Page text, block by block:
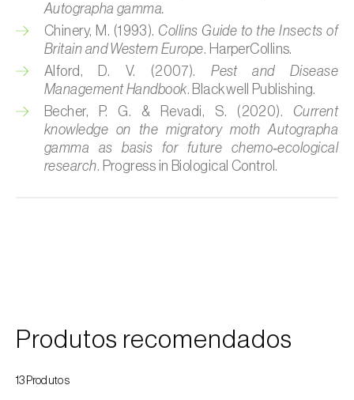
Cigarrinhas ( Jacobiasca lybica, Scaphoideus
titanus e Empoasca spp. )
Cobrilha-da-cortiça (Coroebus undatus)
Cochonilha-algodão-da-vinha ( Planococcus
ficus)
Cochonilha-da-amoreira (Pseudaulacaspis
(= Diaspidiotus) perniciosus )
Cochonilha-dos-citrinos (
Autographa gamma.
Chinery, M. (1993). Collins Guide to the Insects of
Britain and Western Europe. HarperCollins.
Alford, D. V. (2007).Pest and Disease
Management Handbook. Blackwell Publishing.
Becher, P. G. & Revadi, S. (2020). Current
knowledge on the migratory moth Autographa
gamma as basis for future chemo‑ecological
research. Progress in Biological Control.
Produtos recomendados
13Produtos